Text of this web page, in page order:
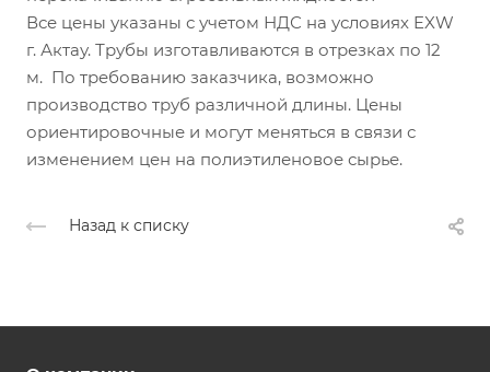
Все цены указаны с учетом НДС на условиях EXW
г. Актау. Трубы изготавливаются в отрезках по 12
м. По требованию заказчика, возможно
производство труб различной длины. Цены
ориентировочные и могут меняться в связи с
изменением цен на полиэтиленовое сырье.
Назад к списку